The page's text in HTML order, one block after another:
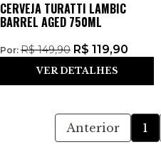
CERVEJA TURATTI LAMBIC
BARREL AGED 750ML
Por: R$149,90 R$ 119,90
VER DETALHES
Anterior 1